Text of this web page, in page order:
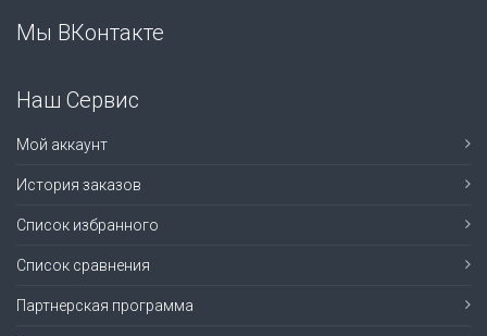
Мы ВКонтакте
Наш Сервис
Мой аккаунт
История заказов
Список избранного
Список сравнения
Партнерская программа